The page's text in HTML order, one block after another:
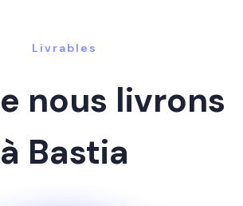
Livrables
nous livrons
à Bastia